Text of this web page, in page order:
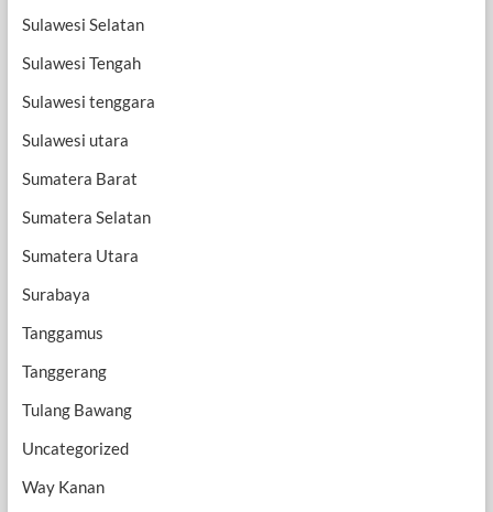
Sulawesi Selatan
Sulawesi Tengah
Sulawesi tenggara
Sulawesi utara
Sumatera Barat
Sumatera Selatan
Sumatera Utara
Surabaya
Tanggamus
Tanggerang
Tulang Bawang
Uncategorized
Way Kanan